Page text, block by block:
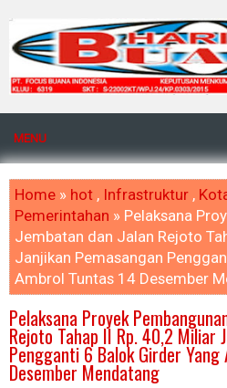
MENU
Home » hot , Infrastruktur ,
Pemerintahan » Pelaksana
Jembatan dan Jalan Rejoto
Janjikan Pemasangan
Ambrol Tuntas 14 Desember
Pelaksana Proyek
Rejoto Tahap II Rp. 40,2 Miliar
Pengganti 6 Balok Girder
Desember Mendatang